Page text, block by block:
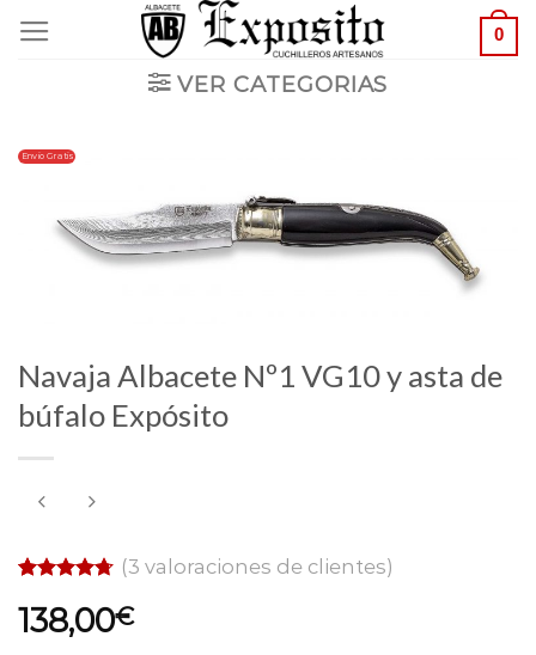
Saltar
0
VER CATEGORIAS
Envio Gratis
Navaja Albacete Nº1 VG10 y asta de
búfalo Expósito
con4.67
de 5 en
(3 valoraciones de clientes)
138,00€